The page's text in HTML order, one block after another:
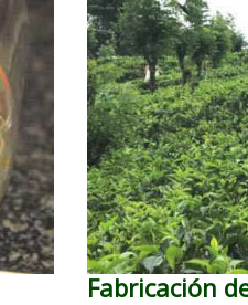
Fabricación